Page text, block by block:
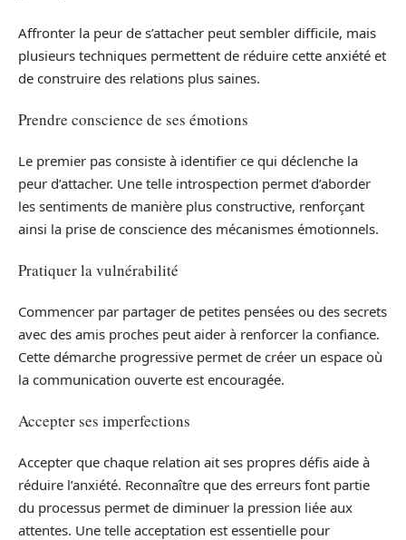
Affronter la peur de s’attacher peut sembler difficile, mais
plusieurs techniques permettent de réduire cette anxiété et
de construire des relations plus saines.
Prendre conscience de ses émotions
Le premier pas consiste à identifier ce qui déclenche la
peur d’attacher. Une telle introspection permet d’aborder
les sentiments de manière plus constructive, renforçant
ainsi la prise de conscience des mécanismes émotionnels.
Pratiquer la vulnérabilité
Commencer par partager de petites pensées ou des secrets
avec des amis proches peut aider à renforcer la confiance.
Cette démarche progressive permet de créer un espace où
la communication ouverte est encouragée.
Accepter ses imperfections
Accepter que chaque relation ait ses propres défis aide à
réduire l’anxiété. Reconnaître que des erreurs font partie
du processus permet de diminuer la pression liée aux
attentes. Une telle acceptation est essentielle pour